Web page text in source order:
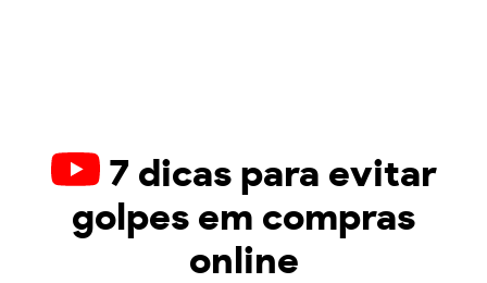
7 dicas para evitar
golpes em compras
online